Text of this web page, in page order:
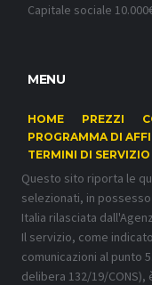
Capitale sociale
MENU
HOME PREZZI
PROGRAMMA DI
TERMINI DI SERVIZIO
Questo sito riporta le
selezionati, in
Italia rilasciata
Il servizio, come
comunicazioni al punto
delibera 132/19/